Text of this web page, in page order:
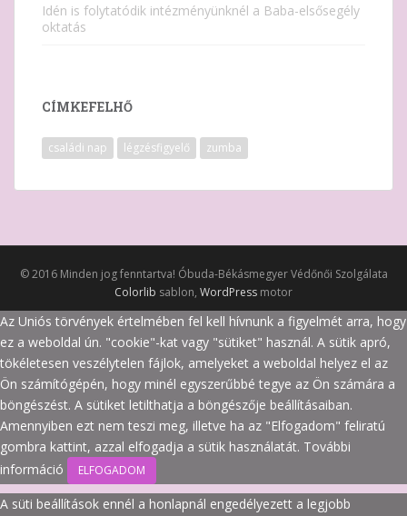
Idén is folytatódik intézményünknél a Baba-elsősegély
oktatás
CÍMKEFELHŐ
családi nap légzésfigyelő zumba
© 2016 Minden jog fenntartva! Óbuda-Békásmegyer Védőnői Szolgálata
Colorlib sablon, WordPress motor
Az Uniós törvények értelmében fel kell hívnunk a figyelmét arra, hogy
ez a weboldal ún. "cookie"-kat vagy "sütiket" használ. A sütik apró,
tökéletesen veszélytelen fájlok, amelyeket a weboldal helyez el az
Ön számítógépén, hogy minél egyszerűbbé tegye az Ön számára a
böngészést. A sütiket letilthatja a böngészője beállításaiban.
Amennyiben ezt nem teszi meg, illetve ha az "Elfogadom" feliratú
gombra kattint, azzal elfogadja a sütik használatát. További
információ
ELFOGADOM
A süti beállítások ennél a honlapnál engedélyezett a legjobb